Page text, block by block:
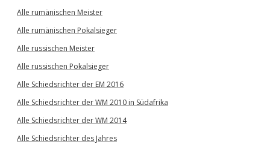
Alle rumänischen Meister
Alle rumänischen Pokalsieger
Alle russischen Meister
Alle russischen Pokalsieger
Alle Schiedsrichter der EM 2016
Alle Schiedsrichter der WM 2010 in Südafrika
Alle Schiedsrichter der WM 2014
Alle Schiedsrichter des Jahres